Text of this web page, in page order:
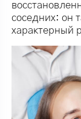
соседних: он
характерный